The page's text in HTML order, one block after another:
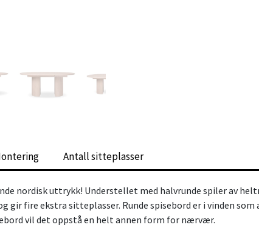
Antall sitteplasser
nordisk uttrykk! Understellet med halvrunde spiler av
fire ekstra sitteplasser. Runde spisebord er i vinden
vil det oppstå en helt annen form for nærvær.